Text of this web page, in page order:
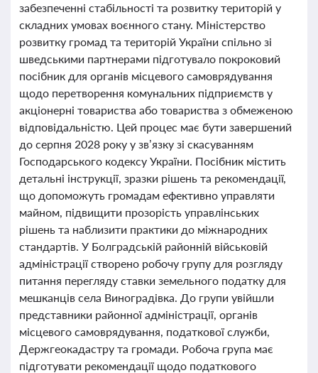
забезпеченні стабільності та розвитку територій у
складних умовах воєнного стану. Міністерство
розвитку громад та територій України спільно зі
шведськими партнерами підготувало покроковий
посібник для органів місцевого самоврядування
щодо перетворення комунальних підприємств у
акціонерні товариства або товариства з обмеженою
відповідальністю. Цей процес має бути завершений
до серпня 2028 року у зв’язку зі скасуванням
Господарського кодексу України. Посібник містить
детальні інструкції, зразки рішень та рекомендації,
що допоможуть громадам ефективно управляти
майном, підвищити прозорість управлінських
рішень та наблизити практики до міжнародних
стандартів. У Болградській районній військовій
адміністрації створено робочу групу для розгляду
питання перегляду ставки земельного податку для
мешканців села Виноградівка. До групи увійшли
представники районної адміністрації, органів
місцевого самоврядування, податкової служби,
Держгеокадастру та громади. Робоча група має
підготувати рекомендації щодо податкового